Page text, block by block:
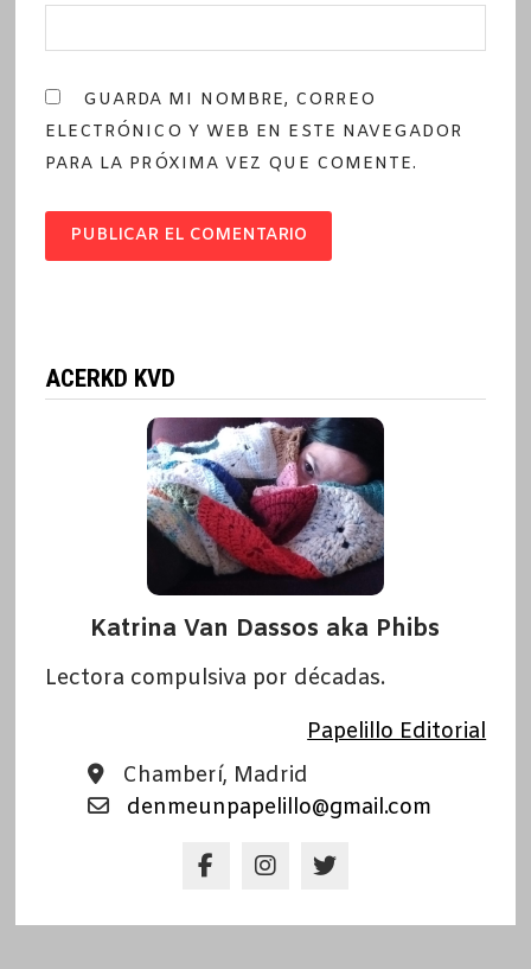
GUARDA MI NOMBRE, CORREO
ELECTRÓNICO Y WEB EN ESTE NAVEGADOR
PARA LA PRÓXIMA VEZ QUE COMENTE.
ACERKD KVD
Katrina Van Dassos aka Phibs
Lectora compulsiva por décadas.
Papelillo Editorial
Chamberí, Madrid
denmeunpapelillo@gmail.com